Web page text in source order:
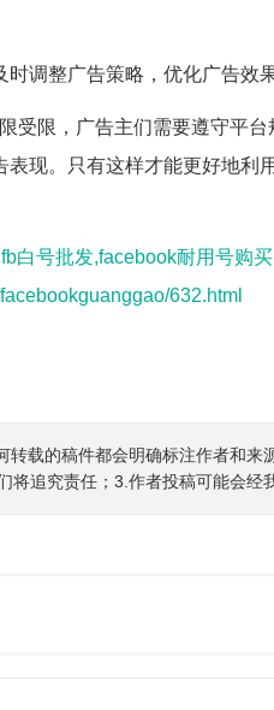
调整广告策略，优化广告效
受限，广告主们需要遵守平
表现。只有这样才能更好地
白号批发,facebook耐用号购
632.html
转载的稿件都会明确标注作者和
将追究责任；3.作者投稿可能会经